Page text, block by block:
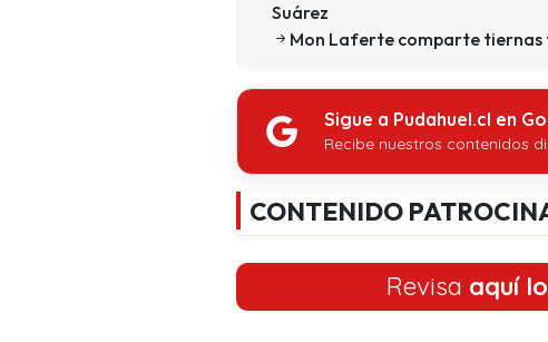
Suárez
Mon Laferte comparte tiernas
Sigue a Pudahuel.cl en
Recibe nuestros contenidos
CONTENIDO
Revisa aquí